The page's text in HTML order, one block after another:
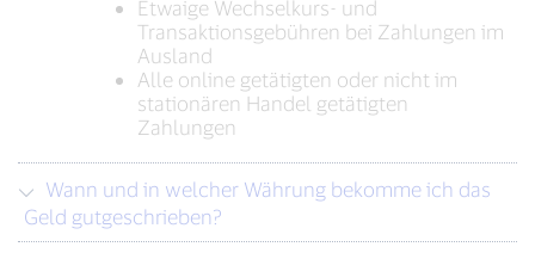
Etwaige Wechselkurs- und
Transaktionsgebühren bei Zahlungen im
Ausland
Alle online getätigten oder nicht im
stationären Handel getätigten
Zahlungen
Geld gutgeschrieben?